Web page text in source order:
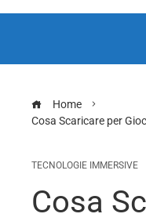
Home
Cosa Scaricare per
TECNOLOGIE IMMERSIVE
Cosa